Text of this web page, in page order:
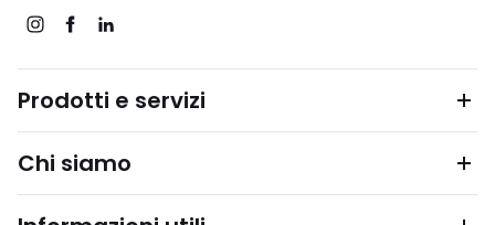
Prodotti e servizi
Chi siamo